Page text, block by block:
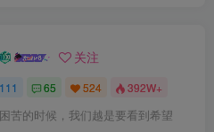
关注
65 524 392W+
苦的时候，我们越是要看到希望